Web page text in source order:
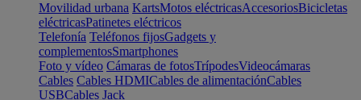
Movilidad urbana KartsMotos eléctricasAccesoriosBicicletas
eléctricasPatinetes eléctricos
Telefonía Teléfonos fijosGadgets y
complementosSmartphones
Foto y vídeo Cámaras de fotosTrípodesVideocámaras
Cables Cables HDMICables de alimentaciónCables
USBCables Jack